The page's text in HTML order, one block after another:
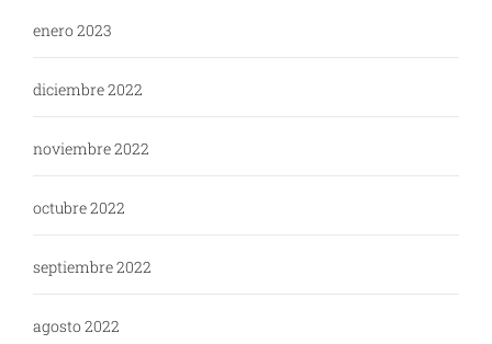
enero 2023
diciembre 2022
noviembre 2022
octubre 2022
septiembre 2022
agosto 2022